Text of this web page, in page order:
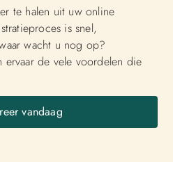
te halen uit uw online
is snel,
wacht u nog op?
ervaar de vele voordelen die
vandaag